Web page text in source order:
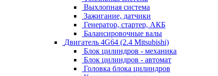
Выхлопная система
Зажигание, датчики
Генератор, стартер, АКБ
Балансировочные валы
Двигатель 4G64 (2.4 Mitsubishi)
Блок цилиндров - механика
Блок цилиндров - автомат
Головка блока цилиндров